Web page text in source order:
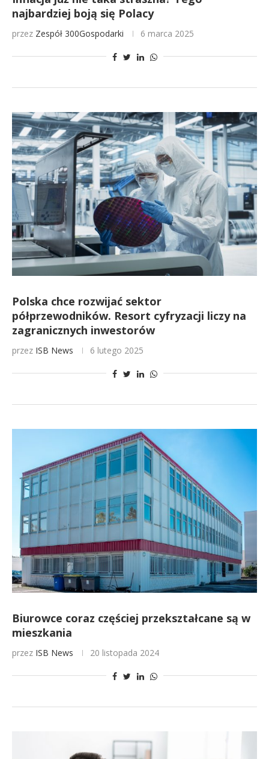
najbardziej boją się Polacy
przez Zespół 300Gospodarki 6 marca 2025
Polska chce rozwijać sektor
półprzewodników. Resort cyfryzacji liczy na
zagranicznych inwestorów
przez ISB News 6 lutego 2025
Biurowce coraz częściej przekształcane są w
mieszkania
przez ISB News 20 listopada 2024